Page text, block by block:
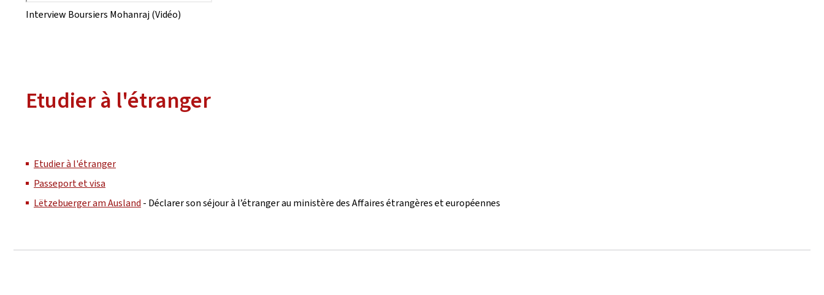
Interview Boursiers Mohanraj (Vidéo)
Etudier à l'étranger
Etudier à l'étranger
Passeport et visa
Lëtzebuerger am Ausland - Déclarer son séjour à l’étranger au ministère des Affaires étrangères et européennes